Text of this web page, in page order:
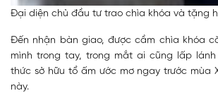
Đại diện chủ đầu tư trao chìa khóa và tặng
Đến nhận bàn giao, được cầm chìa khóa
mình trong tay, trong mắt ai cũng lấp lánh
thức sở hữu tổ ấm ước mơ ngay trước mùa
này.